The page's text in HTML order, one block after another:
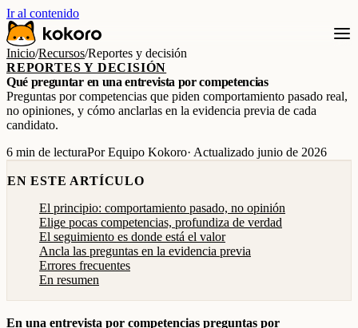
Ir al contenido
Inicio/Recursos/Reportes y decisión
REPORTES Y DECISIÓN
Qué preguntar en una entrevista por competencias
Preguntas por competencias que piden comportamiento pasado real,
no opiniones, y cómo anclarlas en la evidencia previa de cada
candidato.
6 min de lecturaPor Equipo Kokoro· Actualizado junio de 2026
EN ESTE ARTÍCULO
El principio: comportamiento pasado, no opinión
Elige pocas competencias, profundiza de verdad
El seguimiento es donde está el valor
Ancla las preguntas en la evidencia previa
Errores frecuentes
En resumen
En una entrevista por competencias preguntas por